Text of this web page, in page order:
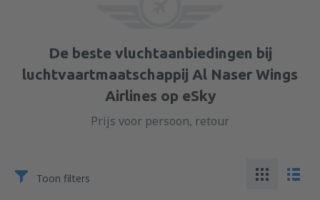
De beste vluchtaanbiedingen bij
luchtvaartmaatschappij Al Naser Wings
Airlines op eSky
Prijs voor persoon, retour
Toon filters